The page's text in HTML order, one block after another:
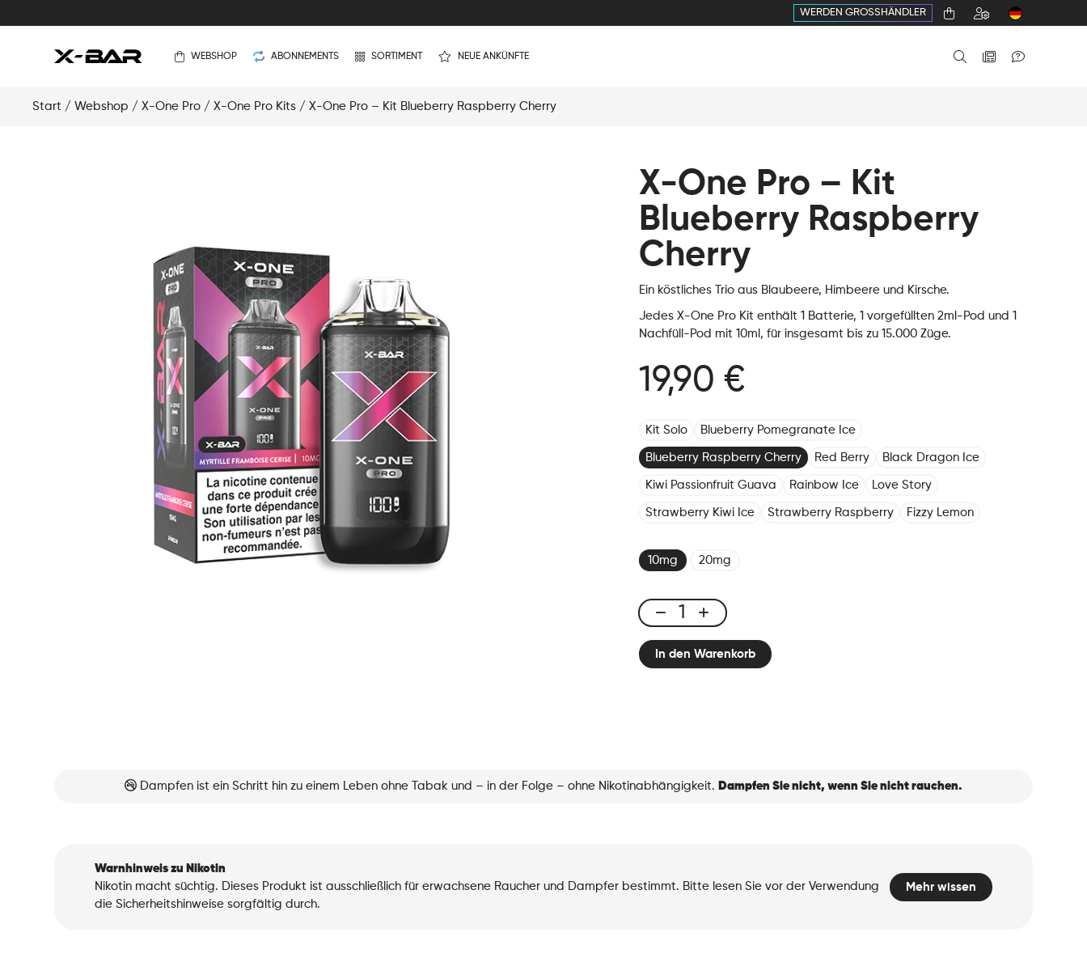
WERDEN GROSSHÄNDLER
WEBSHOP ABONNEMENTS SORTIMENT NEUE ANKÜNFTE
Start / Webshop / X-One Pro / X-One Pro Kits / X-One Pro – Kit Blueberry Raspberry Cherry
X-One Pro – Kit
Blueberry Raspberry
Cherry
Ein köstliches Trio aus Blaubeere, Himbeere und Kirsche.
Jedes X-One Pro Kit enthält 1 Batterie, 1 vorgefüllten 2ml-Pod und 1
Nachfüll-Pod mit 10ml, für insgesamt bis zu 15.000 Züge.
19,90 €
Kit Solo Blueberry Pomegranate Ice
Blueberry Raspberry Cherry Red Berry Black Dragon Ice
Kiwi Passionfruit Guava Rainbow Ice Love Story
Strawberry Kiwi Ice Strawberry Raspberry Fizzy Lemon
10mg 20mg
X-
One
Pro
In den Warenkorb
Dampfen ist ein Schritt hin zu einem Leben ohne Tabak und – in der Folge – ohne Nikotinabhängigkeit. Dampfen Sie nicht, wenn Sie nicht rauchen.
Warnhinweis zu Nikotin
Nikotin macht süchtig. Dieses Produkt ist ausschließlich für erwachsene Raucher und Dampfer bestimmt. Bitte lesen Sie vor der Verwendung
die Sicherheitshinweise sorgfältig durch.
Mehr wissen